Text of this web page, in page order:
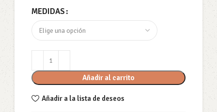
MEDIDAS
Añadir al carrito
Añadir a la lista de deseos